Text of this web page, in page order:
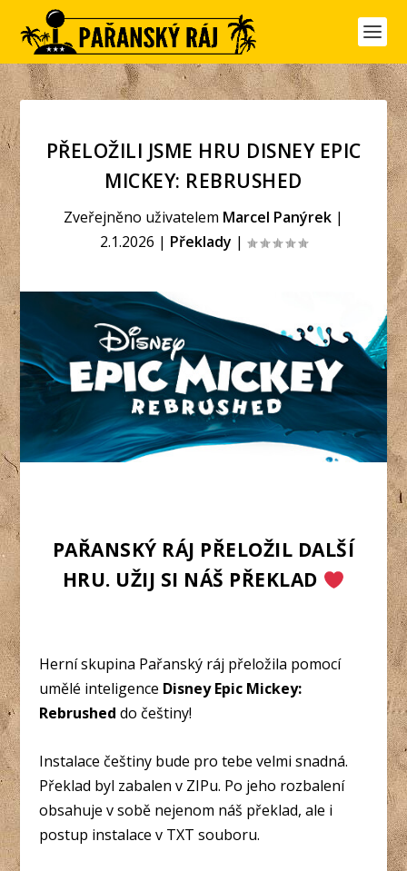
PŘELOŽILI JSME HRU DISNEY EPIC
MICKEY: REBRUSHED
Zveřejněno uživatelem Marcel Panýrek |
2.1.2026 | Překlady |
PAŘANSKÝ RÁJ PŘELOŽIL DALŠÍ
HRU. UŽIJ SI NÁŠ PŘEKLAD
Herní skupina Pařanský ráj přeložila pomocí
umělé inteligence Disney Epic Mickey:
Rebrushed do češtiny!
Instalace češtiny bude pro tebe velmi snadná.
Překlad byl zabalen v ZIPu. Po jeho rozbalení
obsahuje v sobě nejenom náš překlad, ale i
postup instalace v TXT souboru.